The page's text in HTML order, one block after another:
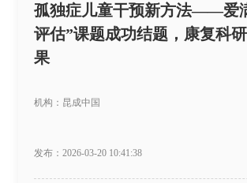
孤独症儿童干预新方法——爱
评估”课题成功结题，康复科
果
机构：昆成中国
发布：2026-03-20 10:41:38